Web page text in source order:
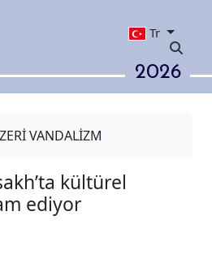
Tr
2026
VANDALİZM
ediyor